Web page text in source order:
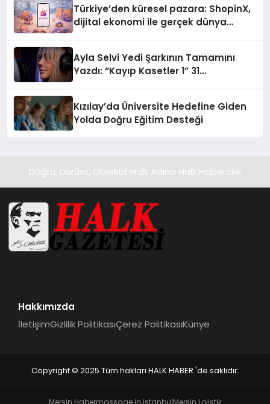
Türkiye’den küresel pazara: ShopinX,
dijital ekonomi ile gerçek dünya
Ayla Selvi Yedi Şarkının Tamamını
Yazdı: “Kayıp Kasetler 1” 31
Kızılay’da Üniversite Hedefine Giden
Yolda Doğru Eğitim Desteği
Doğru, Dürüst, Objektif Halk Adına Halk Habercilik
Hakkımızda
İletişimGizlilik PolitikasıÇerez PolitikasıKünye
Copyright © 2025 Tüm hakları HALK HABER 'de saklıdır.